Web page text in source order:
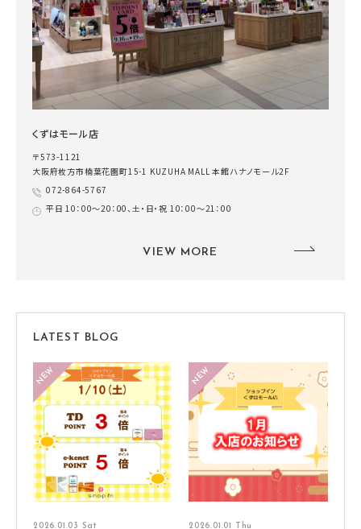
くずはモール店
〒573-1121
大阪府枚方市楠葉花園町15-1 KUZUHA MALL 本館ハナノモール2F
072-864-5767
平日 10：00～20：00、土・日・祝 10：00～21：00
VIEW MORE
LATEST BLOG
2026.01.03 Sat 2026.01.01 Thu